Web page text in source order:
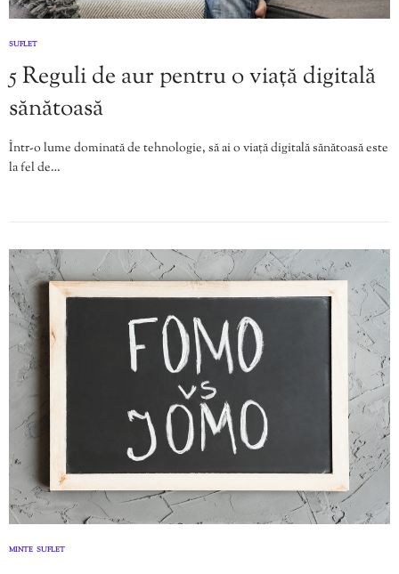
SUFLET
5 Reguli de aur pentru o viață digitală
sănătoasă
Într-o lume dominată de tehnologie, să ai o viață digitală sănătoasă este
la fel de…
MINTE SUFLET